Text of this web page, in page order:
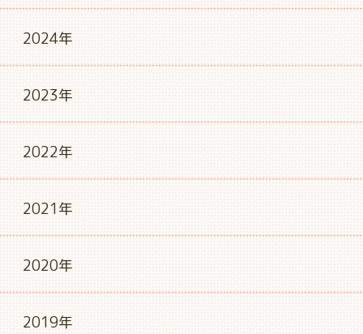
2024年
2023年
2022年
2021年
2020年
2019年